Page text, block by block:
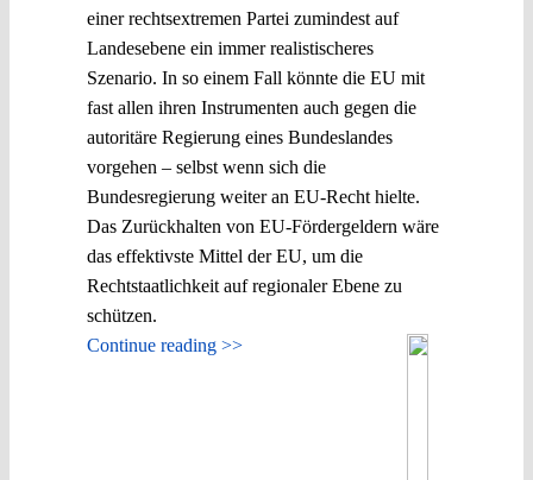
einer rechtsextremen Partei zumindest auf
Landesebene ein immer realistischeres
Szenario. In so einem Fall könnte die EU mit
fast allen ihren Instrumenten auch gegen die
autoritäre Regierung eines Bundeslandes
vorgehen – selbst wenn sich die
Bundesregierung weiter an EU-Recht hielte.
Das Zurückhalten von EU-Fördergeldern wäre
das effektivste Mittel der EU, um die
Rechtstaatlichkeit auf regionaler Ebene zu
schützen.
Continue reading >>